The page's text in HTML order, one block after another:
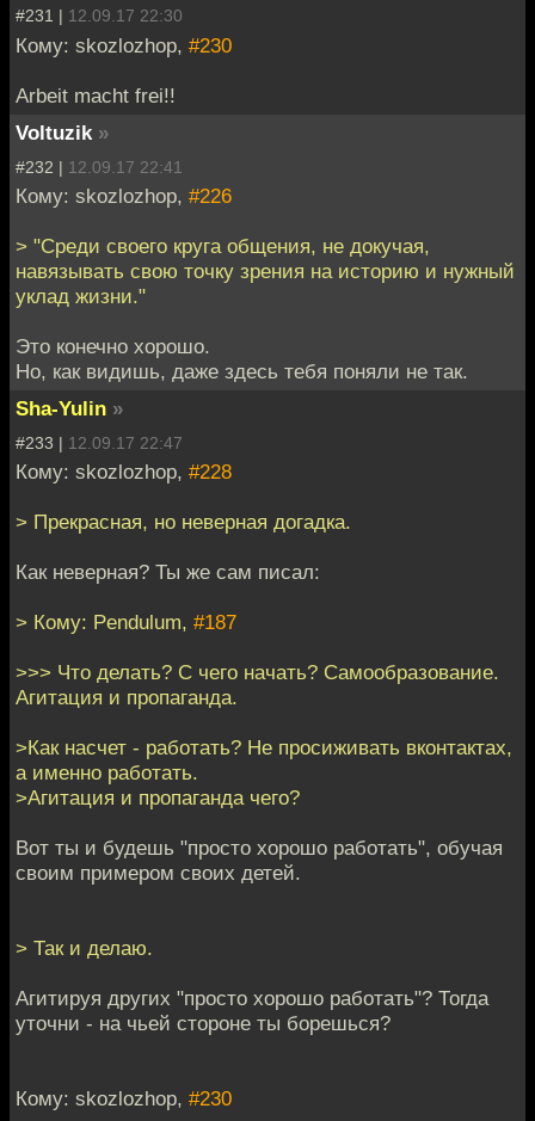
#231 | 12.09.17 22:30
Кому: skozlozhop, #230
Arbeit macht frei!!
Voltuzik »
#232 | 12.09.17 22:41
Кому: skozlozhop, #226
> "Среди своего круга общения, не докучая,
навязывать свою точку зрения на историю и нужный
уклад жизни."
Это конечно хорошо.
Но, как видишь, даже здесь тебя поняли не так.
Sha-Yulin »
#233 | 12.09.17 22:47
Кому: skozlozhop, #228
> Прекрасная, но неверная догадка.
Как неверная? Ты же сам писал:
> Кому: Pendulum, #187
>>> Что делать? С чего начать? Самообразование.
Агитация и пропаганда.
>Как насчет - работать? Не просиживать вконтактах,
а именно работать.
>Агитация и пропаганда чего?
Вот ты и будешь "просто хорошо работать", обучая
своим примером своих детей.
> Так и делаю.
Агитируя других "просто хорошо работать"? Тогда
уточни - на чьей стороне ты борешься?
Кому: skozlozhop, #230